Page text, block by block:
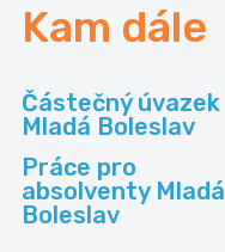
Kam dále
Částečný úvazek
Mladá Boleslav
Práce pro
absolventy Mladá
Boleslav